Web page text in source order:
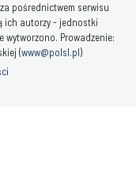
pośrednictwem serwisu
ich autorzy - jednostki
wytworzono. Prowadzenie:
(www@polsl.pl)